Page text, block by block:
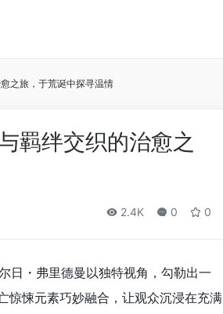
之旅，于荒诞中探寻温情
羁绊交织的治愈之
2.4K 0 0
日・弗里德曼以独特视角，勾勒出一
惊悚元素巧妙融合，让观众沉浸在充满